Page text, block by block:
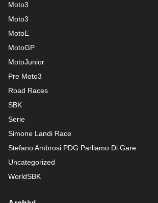
Moto3
Moto3
MotoE
MotoGP
MotoJunior
Pre Moto3
Road Races
SBK
Serie
Simone Landi Race
Stefano Ambrosi PDG Parliamo Di Gare
Uncategorized
WorldSBK